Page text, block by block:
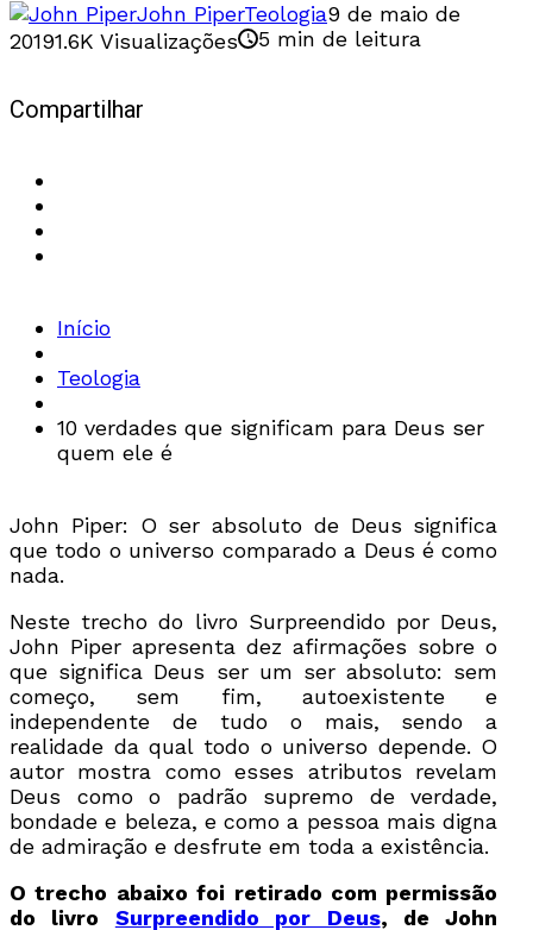
John PiperTeologia9 de maio de
20191.6K Visualizações 5 min de leitura
Compartilhar
Início
Teologia
10 verdades que significam para Deus ser
quem ele é
John Piper: O ser absoluto de Deus significa
que todo o universo comparado a Deus é como
nada.
Neste trecho do livro Surpreendido por Deus,
John Piper apresenta dez afirmações sobre o
que significa Deus ser um ser absoluto: sem
começo, sem fim, autoexistente e
independente de tudo o mais, sendo a
realidade da qual todo o universo depende. O
autor mostra como esses atributos revelam
Deus como o padrão supremo de verdade,
bondade e beleza, e como a pessoa mais digna
de admiração e desfrute em toda a existência.
O trecho abaixo foi retirado com permissão
do livro Surpreendido por Deus, de John